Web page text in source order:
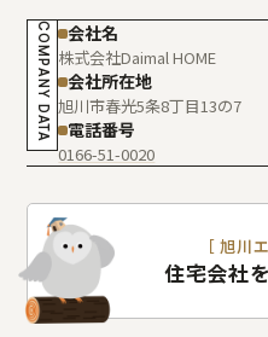
室蘭(胆振･日高)版
北見(オホーツク)版
COMPANY DATA 会社名
株式会社Daimal HOME
会社所在地
旭川市春光5条8丁目13の7
電話番号
0166-51-0020
［ 旭川
住宅会社